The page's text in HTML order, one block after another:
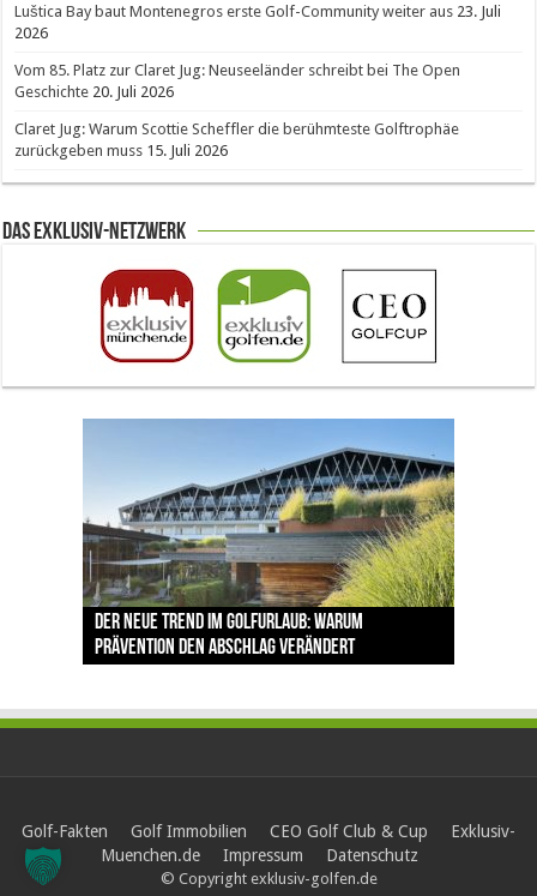
Luštica Bay baut Montenegros erste Golf-Community weiter aus 23. Juli
2026
Vom 85. Platz zur Claret Jug: Neuseeländer schreibt bei The Open
Geschichte 20. Juli 2026
Claret Jug: Warum Scottie Scheffler die berühmteste Golftrophäe
zurückgeben muss 15. Juli 2026
Das Exklusiv-Netzwerk
Der neue Trend im Golfurlaub: Warum
Prävention den Abschlag verändert
Luštica Bay baut Montenegros erste Golf-
Community weiter aus
Vom 85. Platz zur Claret Jug: Neuseeländer
schreibt bei The Open Geschichte
Claret Jug: Warum Scottie Scheffler die
berühmteste Golftrophäe zurückgeben muss
The Open 2026 in Royal Birkdale: Warum der
traditionsreiche Linksplatz zu den größten
Herausforderungen im Golfsport zählt
Golf-Fakten Golf Immobilien CEO Golf Club & Cup
Exklusiv-
Muenchen.de
Impressum Datenschutz
© Copyright exklusiv-golfen.de